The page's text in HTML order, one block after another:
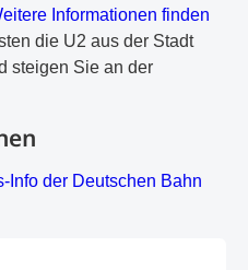
Informationen finden
die U2 aus der Stadt
steigen Sie an der
Info der Deutschen Bahn